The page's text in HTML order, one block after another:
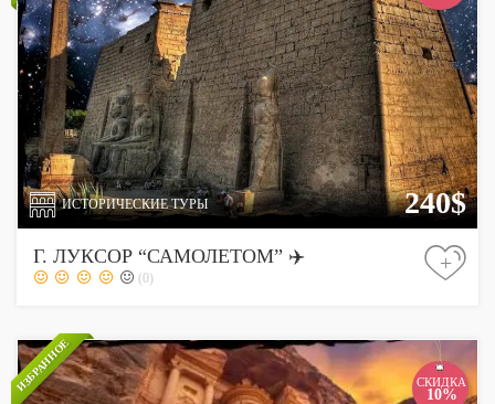
ИСТОРИЧЕСКИЕ ТУРЫ 240$
Г. ЛУКСОР “САМОЛЕТОМ” ✈️
(0)
+
ИЗБРАННОЕ СКИДКА
10%